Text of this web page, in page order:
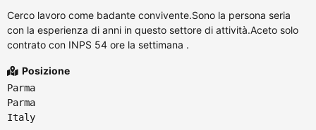
Cerco lavoro come badante convivente.Sono la persona seria
con la esperienza di anni in questo settore di attività.Aceto solo
contrato con INPS 54 ore la settimana .
Posizione
Parma
Parma
Italy